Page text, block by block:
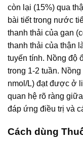
còn lại (15%) qua
bài tiết trong nước
thanh thải của gan
thanh thải của thận
tuyến tính. Nồng độ
trong 1-2 tuần.
nmol/L) đạt được ở
quan hệ rõ ràng
đáp ứng điều trị và
Cách dùng